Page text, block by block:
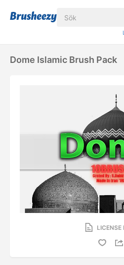
Dome Islamic Brush Pack
LICENSE